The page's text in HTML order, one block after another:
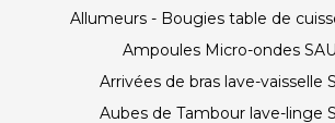
Allumeurs - Bougies table de
Ampoules Micro-ondes
Arrivées de bras lave-vaisselle
Aubes de Tambour lave-linge